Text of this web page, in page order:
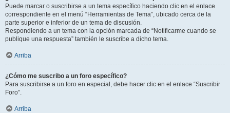
Puede marcar o suscribirse a un tema específico haciendo clic en el enlace
correspondiente en el menú “Herramientas de Tema”, ubicado cerca de la
parte superior e inferior de un tema de discusión.
Respondiendo a un tema con la opción marcada de “Notificarme cuando se
publique una respuesta” también le suscribe a dicho tema.
Arriba
¿Cómo me suscribo a un foro específico?
Para suscribirse a un foro en especial, debe hacer clic en el enlace “Suscribir
Foro”.
Arriba